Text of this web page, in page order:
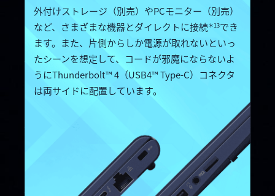
外付けストレージ（別売）やPCモニター（別売）
など、さまざまな機器とダイレクトに接続＊13でき
ます。また、片側からしか電源が取れないといっ
たシーンを想定して、コードが邪魔にならないよ
うにThunderbolt™ 4（USB4™ Type-C）コネクタ
は両サイドに配置しています。